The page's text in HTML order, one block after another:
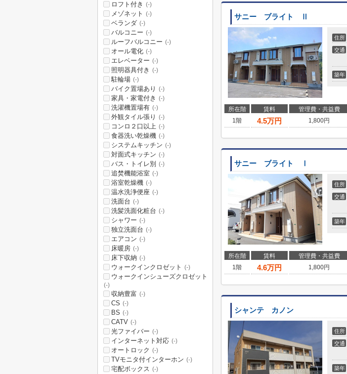
サニー ブライト Ⅱ
住所
交通
築年
所在階 賃料 管理費・共益費
1階
4.5万円 1,800円
サニー ブライト Ⅰ
住所
交通
築年
所在階 賃料 管理費・共益費
1階
4.6万円 1,800円
シャンテ カノン
住所
交通
築年
ロフト付き (-)
メゾネット (-)
ベランダ (-)
バルコニー (-)
ルーフバルコニー (-)
オール電化 (-)
エレベーター (-)
照明器具付き (-)
駐輪場 (-)
バイク置場あり (-)
家具・家電付き (-)
洗濯機置場有 (-)
外観タイル張り (-)
コンロ２口以上 (-)
食器洗い乾燥機 (-)
システムキッチン (-)
対面式キッチン (-)
バス・トイレ別 (-)
追焚機能浴室 (-)
浴室乾燥機 (-)
温水洗浄便座 (-)
洗面台 (-)
洗髪洗面化粧台 (-)
シャワー (-)
独立洗面台 (-)
エアコン (-)
床暖房 (-)
床下収納 (-)
ウォークインクロゼット (-)
ウォークインシューズクロゼット
(-)
収納豊富 (-)
CS (-)
BS (-)
CATV (-)
光ファイバー (-)
インターネット対応 (-)
オートロック (-)
TVモニタ付インターホン (-)
宅配ボックス (-)